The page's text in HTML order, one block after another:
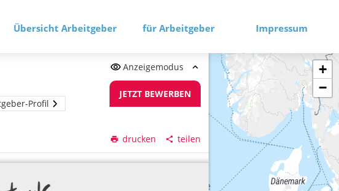
Übersicht Arbeitgeber für Arbeitgeber Impressum
Anzeigemodus
Profil
JETZT BEWERBEN
drucken teilen
+
−